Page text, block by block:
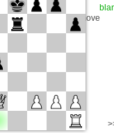
side + 0 seconds/move